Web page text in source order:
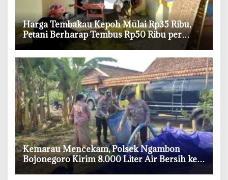
Harga Tembakau Kepoh Mulai Rp35 Ribu,
Petani Berharap Tembus Rp50 Ribu per
Kilogram
‎Kemarau Mencekam, Polsek Ngambon
Bojonegoro Kirim 8.000 Liter Air Bersih ke
Warga Bondol